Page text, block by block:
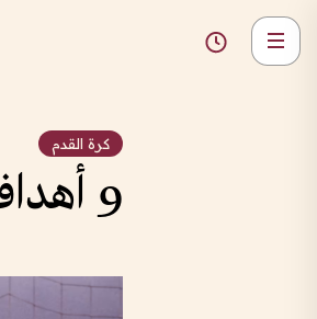
كرة القدم
9 أهداف وأكثر.. أكبر النتائج في تاريخ كأس العالم